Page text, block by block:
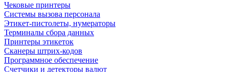
Чековые принтеры
Системы вызова персонала
Этикет-пистолеты, нумераторы
Терминалы сбора данных
Принтеры этикеток
Сканеры штрих-кодов
Программное обеспечение
Счетчики и детекторы валют